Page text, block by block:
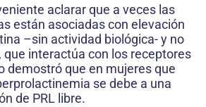
aclarar que a veces las
están asociadas con elevación
–sin actividad biológica- y no
que interactúa con los receptores
demostró que en mujeres que
se debe a una
de PRL libre.